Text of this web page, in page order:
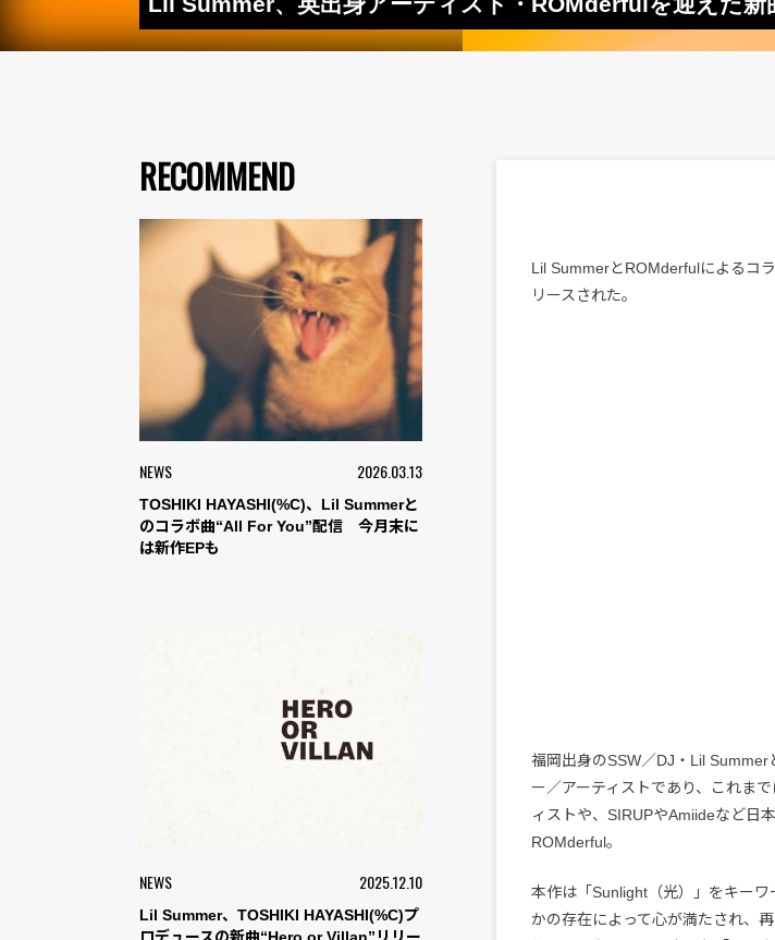
RECOMMEND
NEWS 2026.03.13
TOSHIKI HAYASHI(%C)、Lil Summerと
のコラボ曲“All For You”配信 今月末に
は新作EPも
NEWS 2025.12.10
Lil Summer、TOSHIKI HAYASHI(%C)プ
Lil SummerとROMderfulによるコ
リースされた。
福岡出身のSSW／DJ・Lil
ー／アーティストであり、これま
ィストや、SIRUPやAmiideなど日
ROMderful。
本作は「Sunlight（光）」をキー
かの存在によって心が満たされ、